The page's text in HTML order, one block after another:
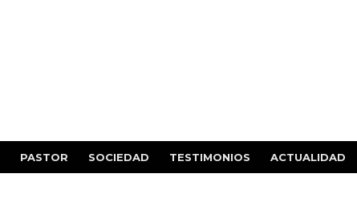
PASTOR SOCIEDAD TESTIMONIOS ACTUALIDAD